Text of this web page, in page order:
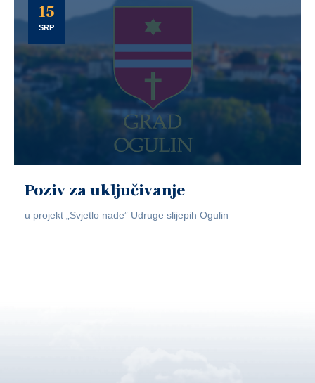
15
SRP
Poziv za uključivanje
u projekt „Svjetlo nade” Udruge slijepih Ogulin